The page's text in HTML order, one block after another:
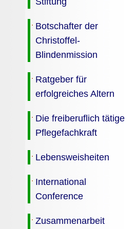
Botschafter der
Christoffel-
Blindenmission
Ratgeber für
erfolgreiches Altern
Die freiberuflich tätige
Pflegefachkraft
Lebensweisheiten
International
Conference
Zusammenarbeit